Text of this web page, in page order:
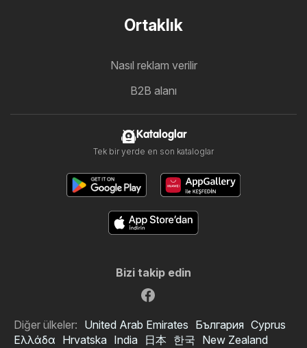
Ortaklık
Nasıl reklam verilir
B2B alanı
Kataloglar
Tek bir yerde en son kataloglar
Bizi takip edin
Diğer ülkeler: United Arab Emirates България Cyprus
Ελλάδα Hrvatska India 日本 한국 New Zealand